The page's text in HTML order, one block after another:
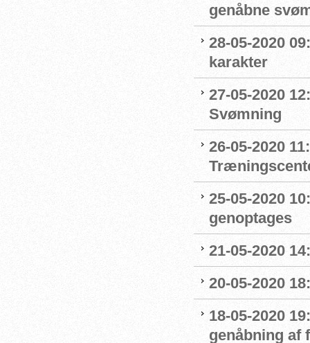
genåbne
28-05-2020
karakter
27-05-2020
Svømning
26-05-2020
25-05-2020
genoptages
21-05-2020
20-05-2020
18-05-2020
genåbning af